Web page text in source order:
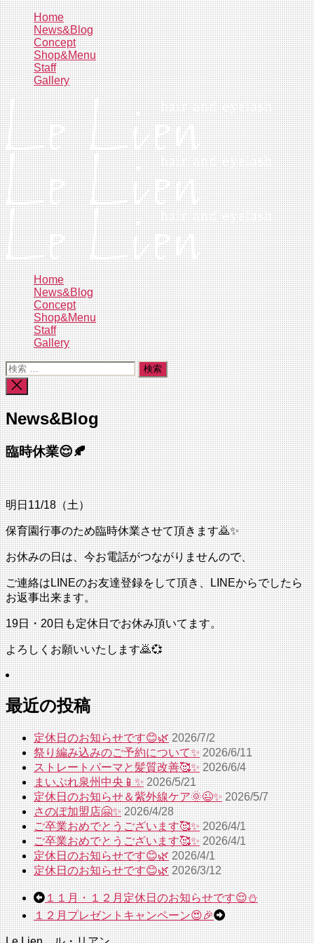
コ
ン
テ
ン
ツ
へ
ス
キ
ッ
プ
Home
News&Blog
Concept
Shop&Menu
Staff
Gallery
Home
News&Blog
Concept
Shop&Menu
Staff
Gallery
検
索
対
象:
検
索
を
閉
じ
る
News&Blog
臨時休業😌🍂
明日11/18（土）
保育園行事のため臨時休業させて頂きます🙇✨
お休みの日は、今お電話がつながりませんので、
ご連絡はLINEのお友達登録をして頂き、LINEからでしたら
お返事出来ます。
19日・20日も定休日でお休み頂いてます。
よろしくお願いいたします🙇💞
最近の投稿
定休日のお知らせです😊🌿 2026/7/2
祭り編み込みのご予約について✨ 2026/6/11
ストレートパーマと髪質改善🥰✨ 2026/6/4
まいぷれ泉州中央📱✨ 2026/5/21
定休日のお知らせ＆紫外線ケア🌞😉✨ 2026/5/7
さのぽ加盟店🤗✨ 2026/4/28
ご卒業おめでとうございます🥰✨ 2026/4/1
ご卒業おめでとうございます🥰✨ 2026/4/1
定休日のお知らせです😊🌿 2026/4/1
定休日のお知らせです😊🌿 2026/3/12
１１月・１２月定休日のお知らせです😌⛄
１２月プレゼントキャンペーン😍🎉